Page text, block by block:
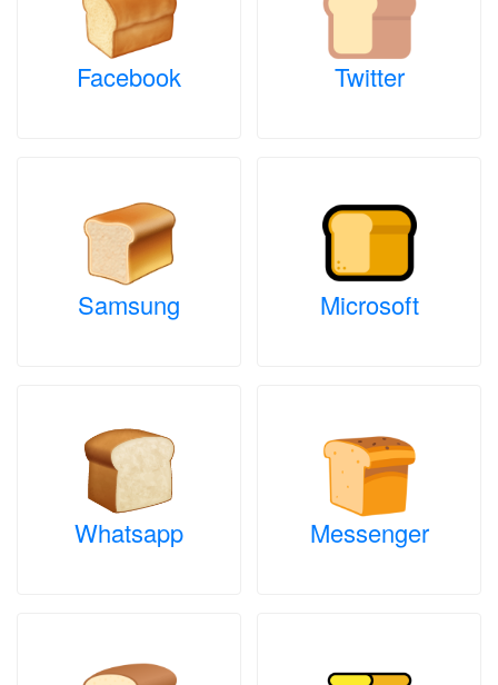
Facebook Twitter
Samsung Microsoft
Whatsapp Messenger